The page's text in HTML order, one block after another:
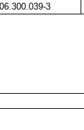
06.300.039-3